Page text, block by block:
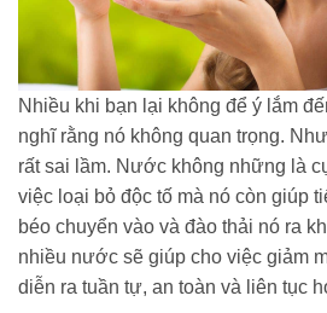
Nhiều khi bạn lại không để ý lắm
nghĩ rằng nó không quan trọng.
rất sai lầm. Nước không những là
việc loại bỏ độc tố mà nó còn giúp
béo chuyển vào và đào thải nó ra
nhiều nước sẽ giúp cho việc giảm
diễn ra tuần tự, an toàn và liên tục